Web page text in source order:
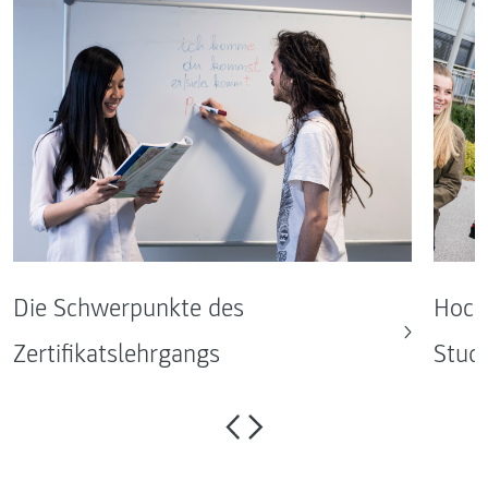
Die Schwerpunkte des
Zertifikatslehrgangs